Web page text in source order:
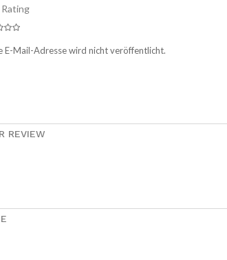
E-Mail-Adresse wird nicht veröffentlicht.
REVIEW